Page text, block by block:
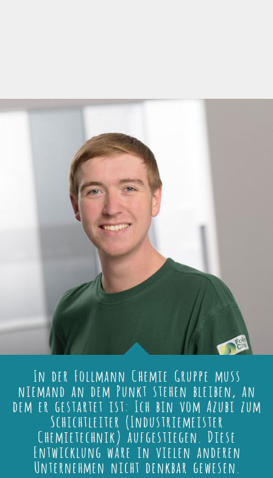
In der Follmann Chemie Gruppe muss
niemand an dem Punkt stehen bleiben, an
dem er gestartet ist: Ich bin vom Azubi zum
Schichtleiter (Industriemeister
Chemietechnik) aufgestiegen. Diese
Entwicklung wäre in vielen anderen
Unternehmen nicht denkbar gewesen.